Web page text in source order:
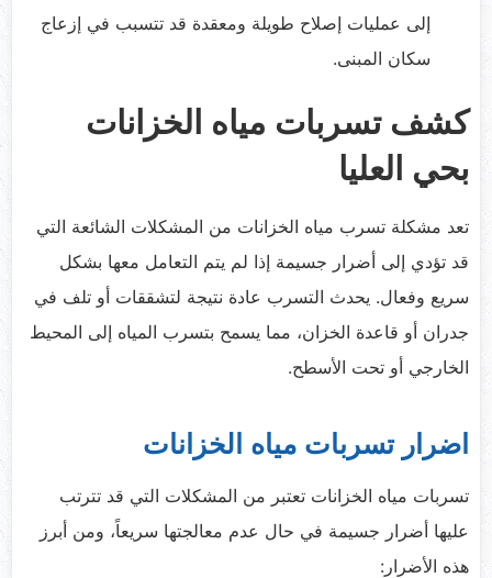
إلى عمليات إصلاح طويلة ومعقدة قد تتسبب في إزعاج
سكان المبنى.
كشف تسربات مياه الخزانات
بحي العليا
تعد مشكلة تسرب مياه الخزانات من المشكلات الشائعة التي
قد تؤدي إلى أضرار جسيمة إذا لم يتم التعامل معها بشكل
سريع وفعال. يحدث التسرب عادة نتيجة لتشققات أو تلف في
جدران أو قاعدة الخزان، مما يسمح بتسرب المياه إلى المحيط
الخارجي أو تحت الأسطح.
اضرار تسربات مياه الخزانات
تسربات مياه الخزانات تعتبر من المشكلات التي قد تترتب
عليها أضرار جسيمة في حال عدم معالجتها سريعاً، ومن أبرز
هذه الأضرار: